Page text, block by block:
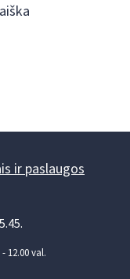
ir paslaugos
12.00 val.